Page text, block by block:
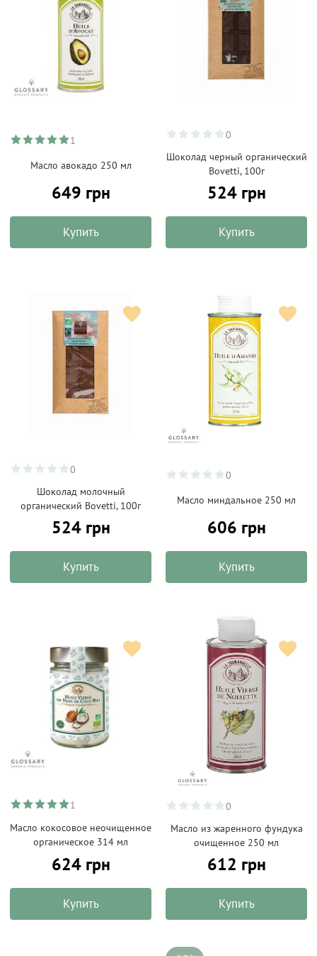
1
Масло авокадо 250 мл
649 грн
Купить
0
Шоколад черный органический
Bovetti, 100г
524 грн
Купить
0
Шоколад молочный
органический Bovetti, 100г
524 грн
Купить
0
Масло миндальное 250 мл
606 грн
Купить
1
Масло кокосовое неочищенное
органическое 314 мл
624 грн
Купить
0
Масло из жаренного фундука
очищенное 250 мл
612 грн
Купить